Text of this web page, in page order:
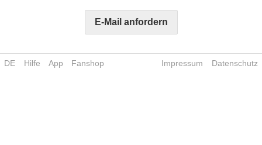
E-Mail anfordern
DE Hilfe App Fanshop Impressum Datenschutz